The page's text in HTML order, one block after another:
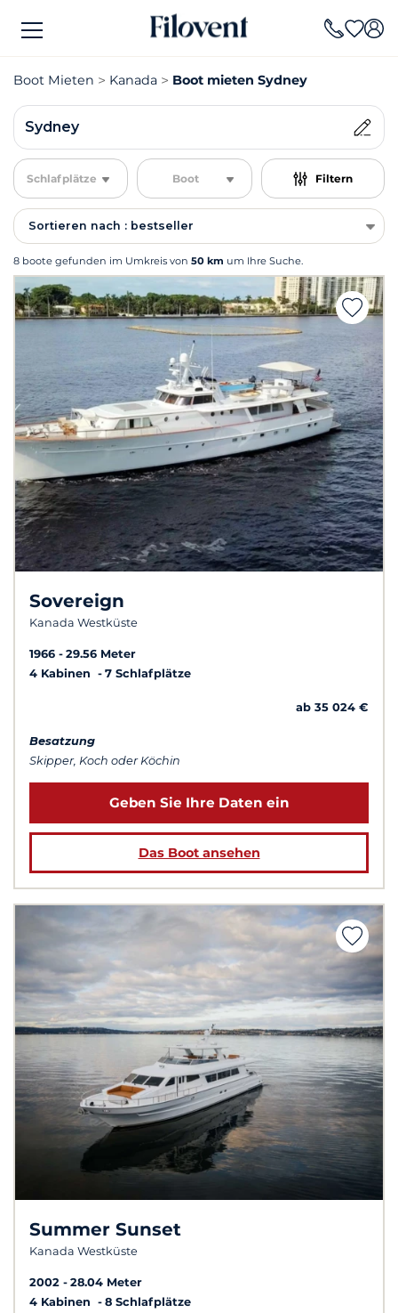
Boot Mieten Kanada Boot mieten Sydney
Sydney
Schlafplätze Boot Filtern
Sortieren nach : bestseller
8 boote gefunden im Umkreis von 50 km um Ihre Suche.
Sovereign
Kanada Westküste
1966
29.56 Meter
4 Kabinen
7 Schlafplätze
ab 35 024 €
Besatzung
Skipper, Koch oder Köchin
Geben Sie Ihre Daten ein
Das Boot ansehen
Summer Sunset
Kanada Westküste
2002
28.04 Meter
4 Kabinen
8 Schlafplätze